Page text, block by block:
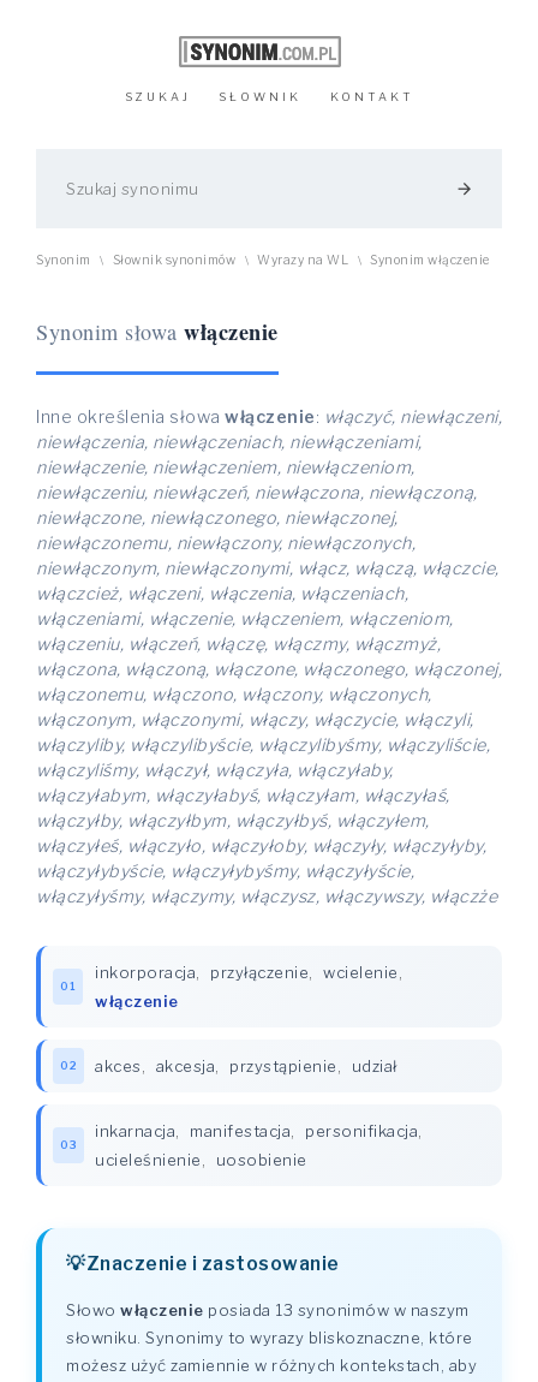
SZUKAJ SŁOWNIK KONTAKT
arrow_forward
Synonim \ Słownik synonimów \ Wyrazy na WL \ Synonim włączenie
Synonim słowa włączenie
Inne określenia słowa włączenie: włączyć, niewłączeni,
niewłączenia, niewłączeniach, niewłączeniami,
niewłączenie, niewłączeniem, niewłączeniom,
niewłączeniu, niewłączeń, niewłączona, niewłączoną,
niewłączone, niewłączonego, niewłączonej,
niewłączonemu, niewłączony, niewłączonych,
niewłączonym, niewłączonymi, włącz, włączą, włączcie,
włączcież, włączeni, włączenia, włączeniach,
włączeniami, włączenie, włączeniem, włączeniom,
włączeniu, włączeń, włączę, włączmy, włączmyż,
włączona, włączoną, włączone, włączonego, włączonej,
włączonemu, włączono, włączony, włączonych,
włączonym, włączonymi, włączy, włączycie, włączyli,
włączyliby, włączylibyście, włączylibyśmy, włączyliście,
włączyliśmy, włączył, włączyła, włączyłaby,
włączyłabym, włączyłabyś, włączyłam, włączyłaś,
włączyłby, włączyłbym, włączyłbyś, włączyłem,
włączyłeś, włączyło, włączyłoby, włączyły, włączyłyby,
włączyłybyście, włączyłybyśmy, włączyłyście,
włączyłyśmy, włączymy, włączysz, włączywszy, włączże
01
inkorporacja przyłączenie wcielenie
włączenie
02 akces akcesja przystąpienie udział
03
inkarnacja manifestacja personifikacja
ucieleśnienie
uosobienie
Znaczenie i zastosowanie
Słowo włączenie posiada 13 synonimów w naszym
słowniku. Synonimy to wyrazy bliskoznaczne, które
możesz użyć zamiennie w różnych kontekstach, aby